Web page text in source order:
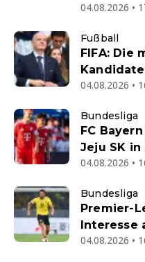
04.08.2026 •
Fußball
FIFA: Die
04.08.2026 •
Bundesliga
FC
Jeju SK in
04.08.2026 •
Bundesliga
Premier-
Interesse
04.08.2026 •